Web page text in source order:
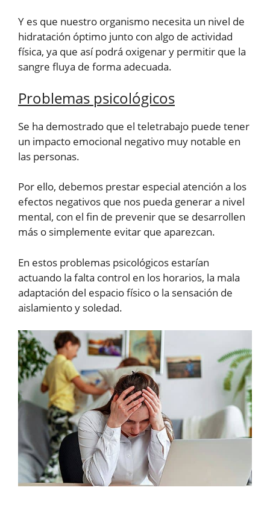
Y es que nuestro organismo necesita un nivel de
hidratación óptimo junto con algo de actividad
física, ya que así podrá oxigenar y permitir que la
sangre fluya de forma adecuada.
Problemas psicológicos
Se ha demostrado que el teletrabajo puede tener
un impacto emocional negativo muy notable en
las personas.
Por ello, debemos prestar especial atención a los
efectos negativos que nos pueda generar a nivel
mental, con el fin de prevenir que se desarrollen
más o simplemente evitar que aparezcan.
En estos problemas psicológicos estarían
actuando la falta control en los horarios, la mala
adaptación del espacio físico o la sensación de
aislamiento y soledad.